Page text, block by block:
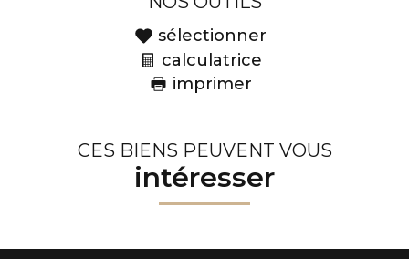
sélectionner
calculatrice
imprimer
CES BIENS PEUVENT VOUS
intéresser